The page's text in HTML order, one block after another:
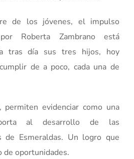
de los jóvenes, el impulso
Roberta Zambrano está
tras día sus tres hijos, hoy
de a poco, cada una de
permiten evidenciar como una
al desarrollo de las
de Esmeraldas. Un logro que
de oportunidades.